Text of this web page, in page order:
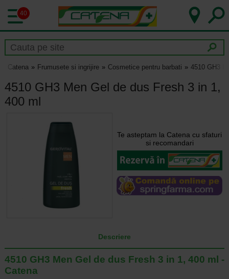
40
Catena Frumusete si ingrijire Cosmetice pentru barbati 4510 GH3
4510 GH3 Men Gel de dus Fresh 3 in 1,
400 ml
Te asteptam la Catena cu sfaturi
si recomandari
Descriere
4510 GH3 Men Gel de dus Fresh 3 in 1, 400 ml -
Catena